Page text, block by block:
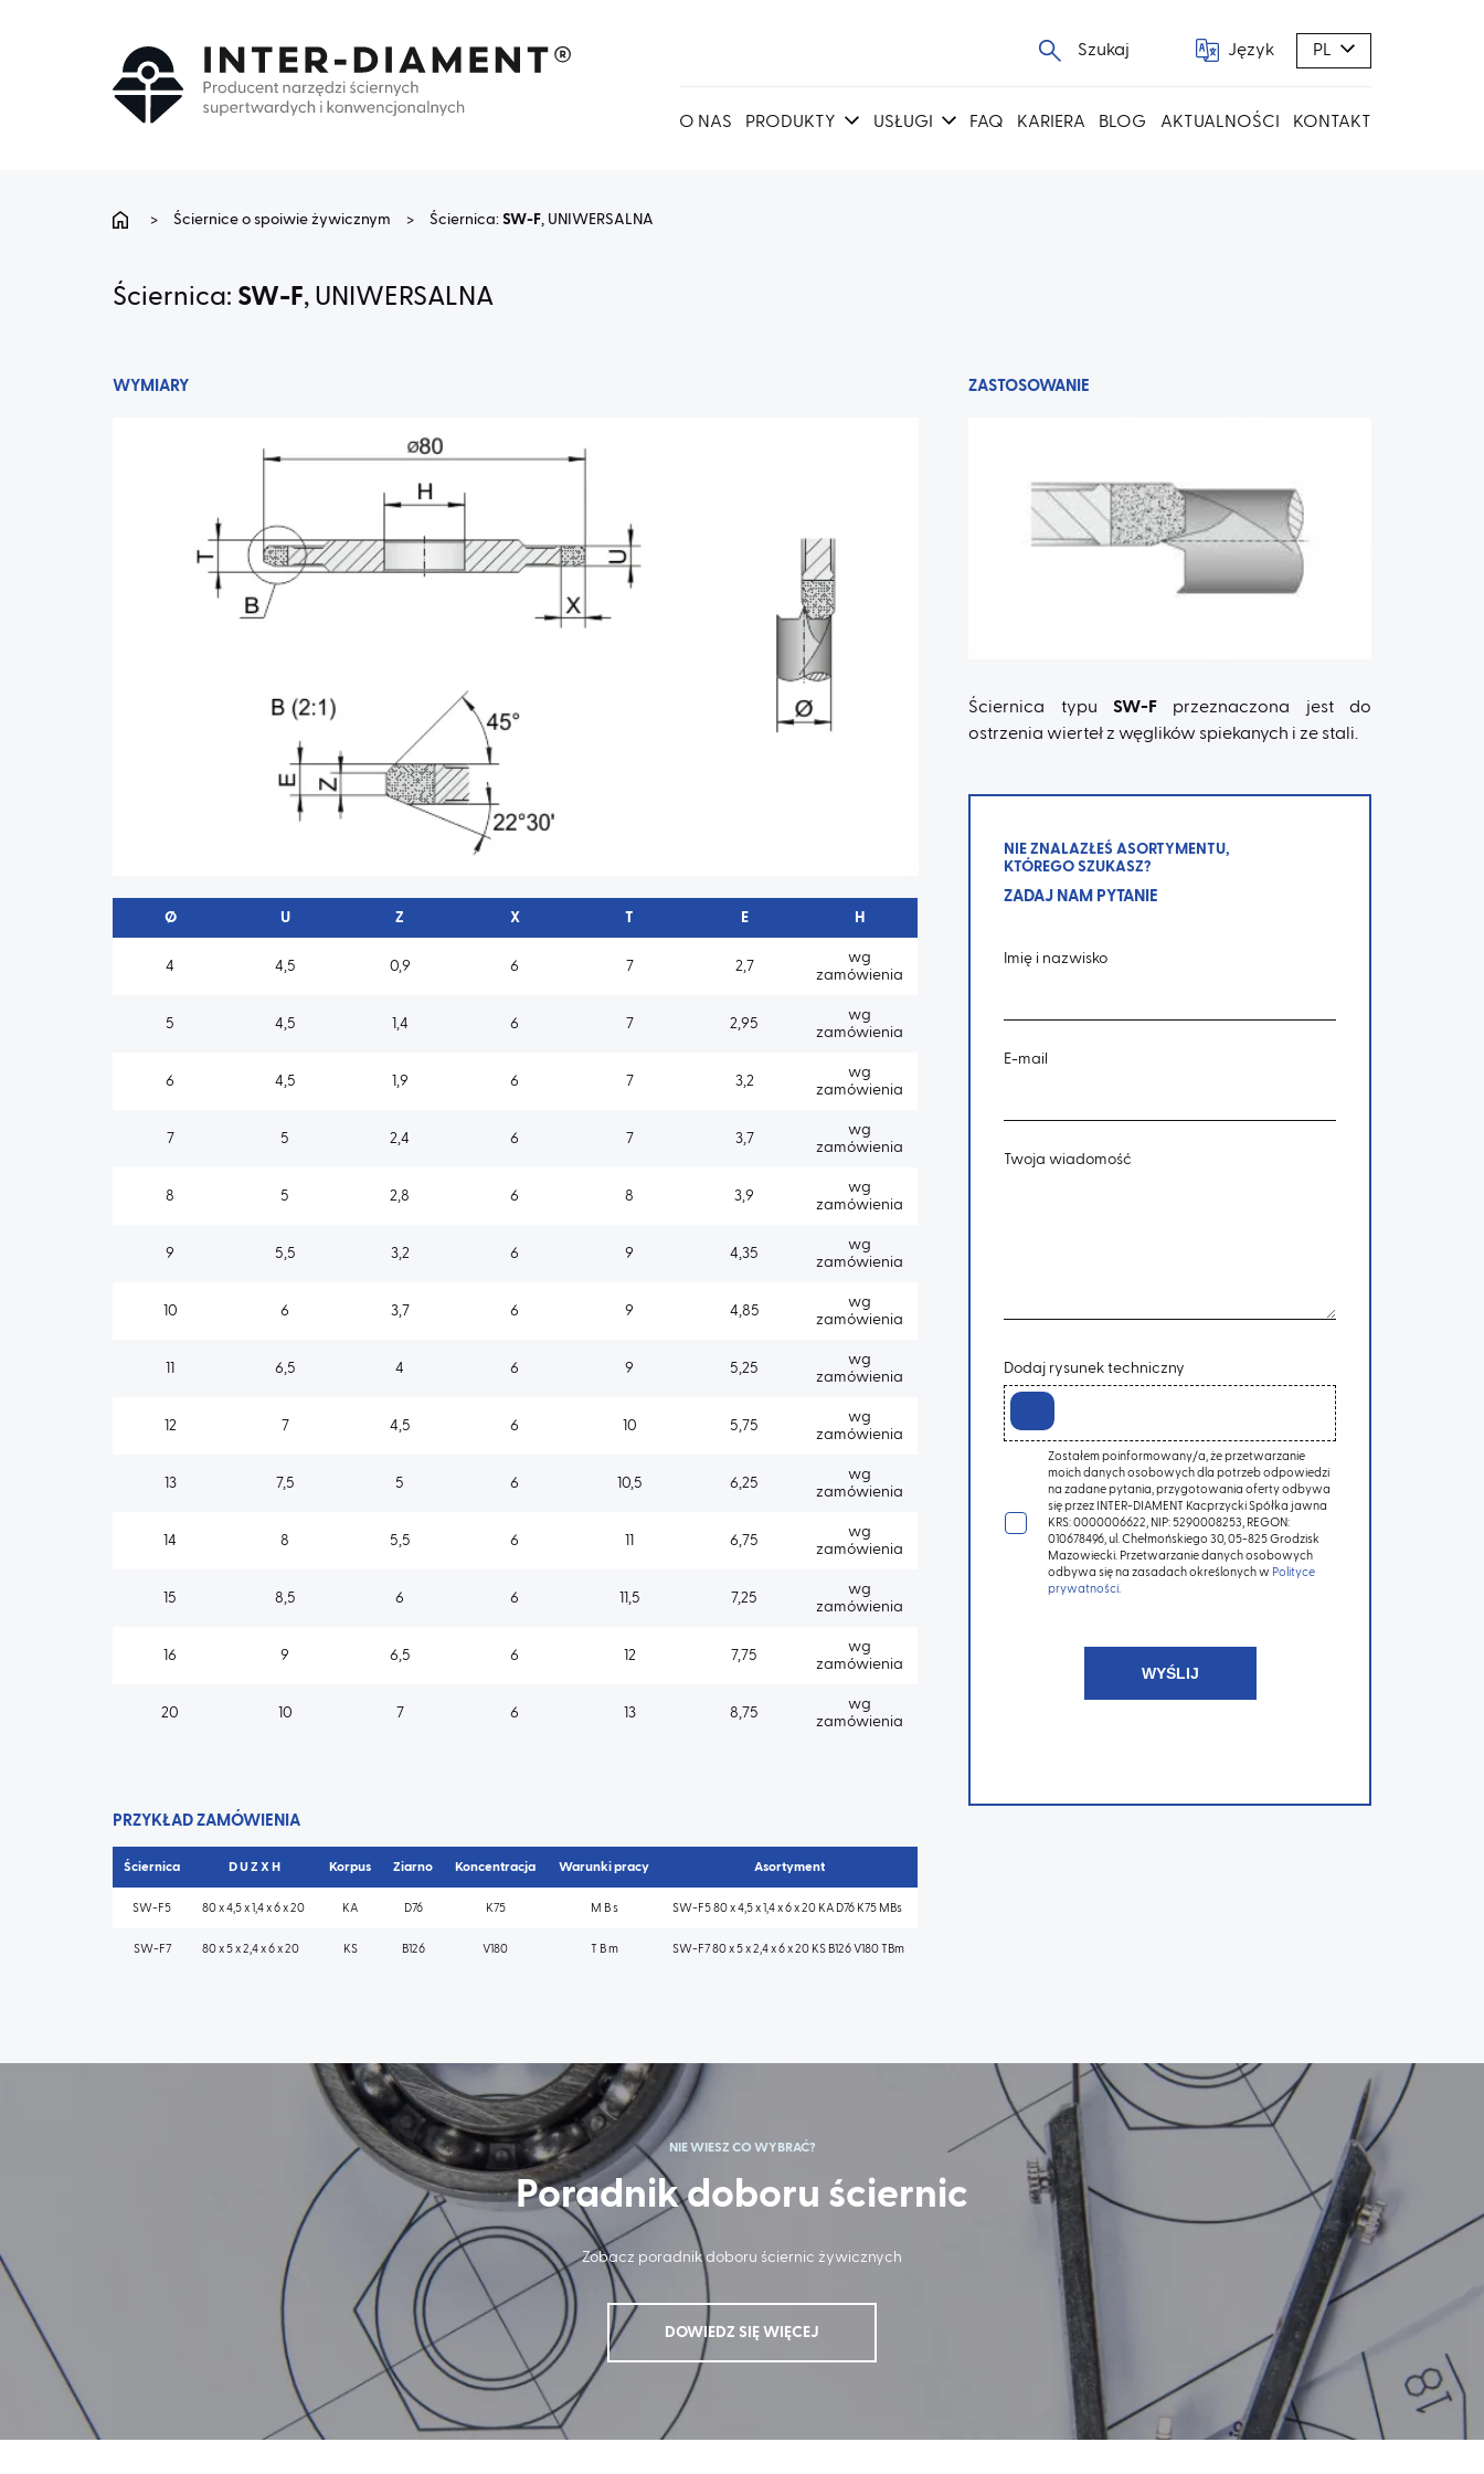
Szukaj Język PL
O NAS PRODUKTY USŁUGI FAQ KARIERA BLOG AKTUALNOŚCI KONTAKT
> Ściernice o spoiwie żywicznym > Ściernica: SW-F, UNIWERSALNA
Ściernica: SW-F, UNIWERSALNA
WYMIARY
Ø U Z X T E H
4 4,5 0,9 6 7 2,7
wg
zamówienia
5 4,5 1,4 6 7 2,95
wg
zamówienia
6 4,5 1,9 6 7 3,2
wg
zamówienia
7 5 2,4 6 7 3,7
wg
zamówienia
8 5 2,8 6 8 3,9
wg
zamówienia
9 5,5 3,2 6 9 4,35
wg
zamówienia
10 6 3,7 6 9 4,85
wg
zamówienia
6,5 4 6 9 5,25
wg
zamówienia
12 7 4,5 6 10 5,75
wg
zamówienia
13 7,5 5 6 10,5 6,25
wg
zamówienia
14 8 5,5 6 6,75
wg
zamówienia
15 8,5 6 6 11,5 7,25
wg
zamówienia
16 9 6,5 6 12 7,75
wg
zamówienia
20 10 7 6 13 8,75
wg
zamówienia
PRZYKŁAD ZAMÓWIENIA
Ściernica D U Z X H Korpus Ziarno Koncentracja Warunki pracy Asortyment
SW-F5 80 x 4,5 x 1,4 x 6 x 20 KA D76 K75 M B s SW-F5 80 x 4,5 x 1,4 x 6 x 20 KA D76 K75 MBs
SW-F7 80 x 5 x 2,4 x 6 x 20 KS B126 V180 T B m SW-F7 80 x 5 x 2,4 x 6 x 20 KS B126 V180 TBm
ZASTOSOWANIE
Ściernica typu SW-Fprzeznaczona jest do
ostrzenia wierteł z węglików spiekanych i ze stali.
NIE ZNALAZŁEŚ ASORTYMENTU,
KTÓREGO SZUKASZ?
ZADAJ NAM PYTANIE
Imię i nazwisko
E-mail
Twoja wiadomość
Dodaj rysunek techniczny
Zostałem poinformowany/a, że przetwarzanie
moich danych osobowych dla potrzeb odpowiedzi
na zadane pytania, przygotowania oferty odbywa
się przez INTER-DIAMENT Kacprzycki Spółka jawna
KRS: 0000006622, NIP: 5290008253, REGON:
010678496, ul. Chełmońskiego 30, 05-825 Grodzisk
Mazowiecki. Przetwarzanie danych osobowych
odbywa się na zasadach określonych w Polityce
prywatności
NIE WIESZ CO WYBRAĆ?
Poradnik doboru ściernic
Zobacz poradnik doboru ściernic żywicznych
DOWIEDZ SIĘ WIĘCEJ